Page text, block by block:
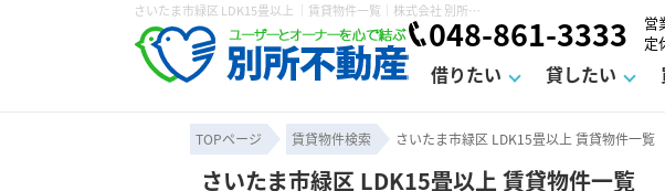
さいたま市緑区 LDK15畳以上 ｜賃貸物件一覧｜株式会社 別所不動産
048-861-3333
営
定
借りたい 貸したい
TOPページ 賃貸物件検索 さいたま市緑区 LDK15畳以上 賃貸物件一覧
さいたま市緑区 LDK15畳以上 賃貸物件一覧